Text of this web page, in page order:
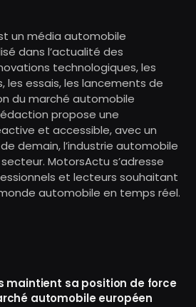
un média automobile
dans l’actualité des
technologiques, les
les essais, les lancements de
du marché automobile
propose une
et accessible, avec un
demain, l’industrie automobile
MotorsActu s’adresse
et lecteurs souhaitant
automobile en temps réel.
maintient sa position de force
automobile européen